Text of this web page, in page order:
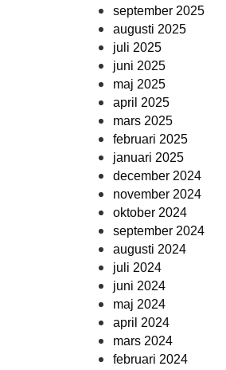
september 2025
augusti 2025
juli 2025
juni 2025
maj 2025
april 2025
mars 2025
februari 2025
januari 2025
december 2024
november 2024
oktober 2024
september 2024
augusti 2024
juli 2024
juni 2024
maj 2024
april 2024
mars 2024
februari 2024